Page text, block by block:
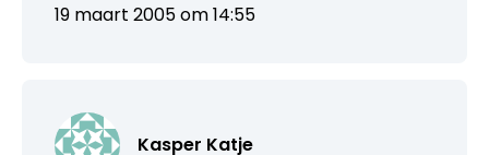
19 maart 2005 om 14:55
Kasper Katje